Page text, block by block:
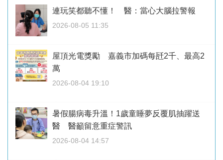
連玩笑都聽不懂！ 醫：當心大腦拉警報
2026-08-05 11:35
屋頂光電獎勵 嘉義市加碼每瓩2千、最高2
萬
2026-08-04 19:10
暑假腸病毒升溫！1歲童睡夢反覆肌抽躍送
醫 醫籲留意重症警訊
2026-08-04 14:57